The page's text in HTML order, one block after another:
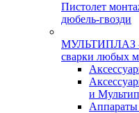
Пистолет
дюбель-гвозди
МУЛЬТИПЛАЗ -
сварки любых
и